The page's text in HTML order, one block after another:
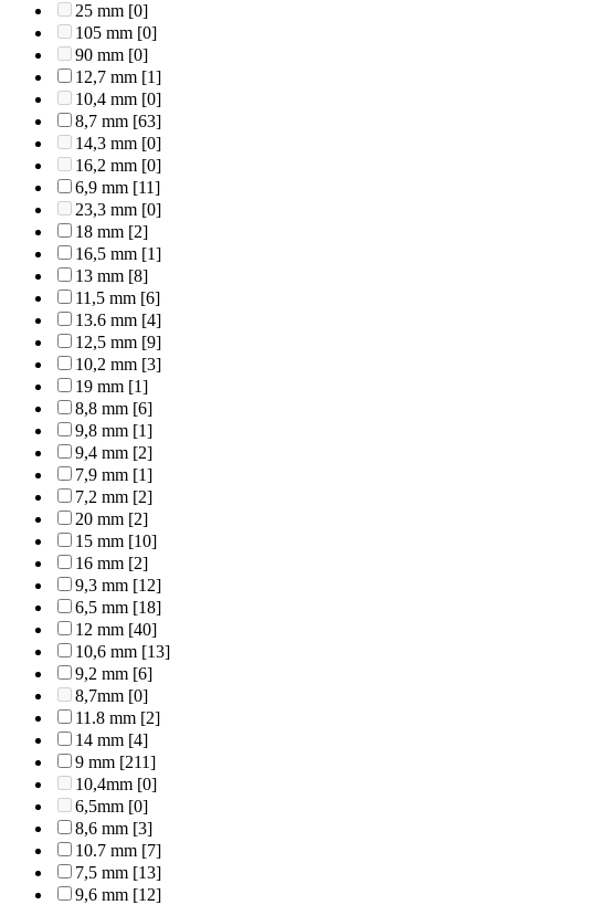
25 mm [0]
105 mm [0]
90 mm [0]
12,7 mm [1]
10,4 mm [0]
8,7 mm [63]
14,3 mm [0]
16,2 mm [0]
6,9 mm [11]
23,3 mm [0]
18 mm [2]
16,5 mm [1]
13 mm [8]
11,5 mm [6]
13.6 mm [4]
12,5 mm [9]
10,2 mm [3]
19 mm [1]
8,8 mm [6]
9,8 mm [1]
9,4 mm [2]
7,9 mm [1]
7,2 mm [2]
20 mm [2]
15 mm [10]
16 mm [2]
9,3 mm [12]
6,5 mm [18]
12 mm [40]
10,6 mm [13]
9,2 mm [6]
8,7mm [0]
11.8 mm [2]
14 mm [4]
9 mm [211]
10,4mm [0]
6,5mm [0]
8,6 mm [3]
10.7 mm [7]
7,5 mm [13]
9,6 mm [12]